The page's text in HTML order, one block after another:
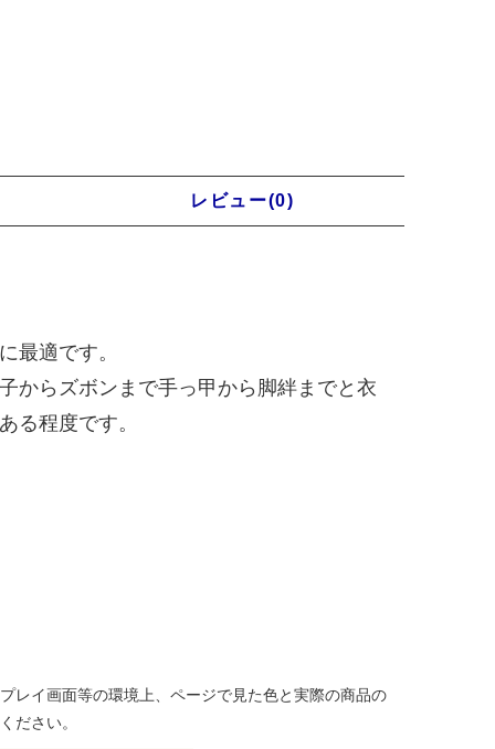
レビュー(0)
最適です。
からズボンまで手っ甲から脚絆までと衣
る程度です。
レイ画面等の環境上、ページで見た色と実際の商品の
ださい。